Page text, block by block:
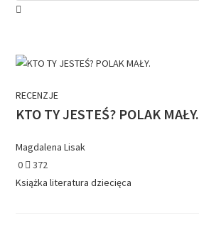
RECENZJE
KTO TY JESTEŚ? POLAK MAŁY.
Magdalena Lisak
0
372
Książka literatura dziecięca